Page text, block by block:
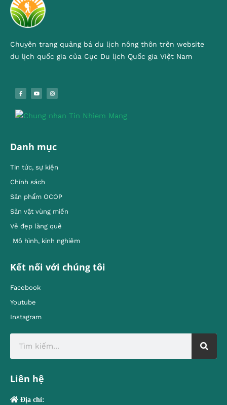
Chuyên trang quảng bá du lịch nông thôn trên website
du lịch quốc gia của Cục Du lịch Quốc gia Việt Nam
Danh mục
Tin tức, sự kiện
Chính sách
Sản phẩm OCOP
Sản vật vùng miền
Vẻ đẹp làng quê
Mô hình, kinh nghiêm
Kết nối với chúng tôi
Facebook
Youtube
Instagram
Liên hệ
Địa chỉ: